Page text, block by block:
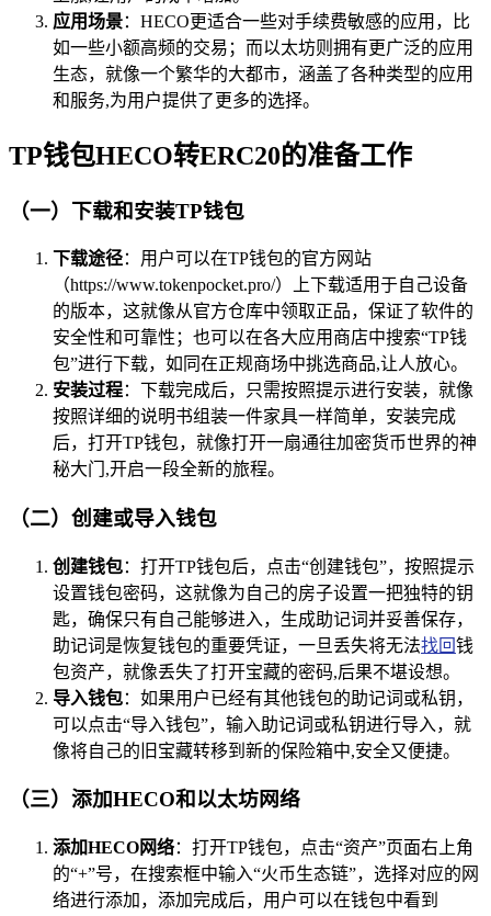
应用场景：HECO更适合一些对手续费敏感的应用，比
如一些小额高频的交易；而以太坊则拥有更广泛的应用
生态，就像一个繁华的大都市，涵盖了各种类型的应用
和服务,为用户提供了更多的选择。
TP钱包HECO转ERC20的准备工作
（一）下载和安装TP钱包
下载途径：用户可以在TP钱包的官方网站
（https://www.tokenpocket.pro/）上下载适用于自己设备
的版本，这就像从官方仓库中领取正品，保证了软件的
安全性和可靠性；也可以在各大应用商店中搜索“TP钱
包”进行下载，如同在正规商场中挑选商品,让人放心。
安装过程：下载完成后，只需按照提示进行安装，就像
按照详细的说明书组装一件家具一样简单，安装完成
后，打开TP钱包，就像打开一扇通往加密货币世界的神
秘大门,开启一段全新的旅程。
（二）创建或导入钱包
创建钱包：打开TP钱包后，点击“创建钱包”，按照提示
设置钱包密码，这就像为自己的房子设置一把独特的钥
匙，确保只有自己能够进入，生成助记词并妥善保存，
助记词是恢复钱包的重要凭证，一旦丢失将无法找回钱
包资产，就像丢失了打开宝藏的密码,后果不堪设想。
导入钱包：如果用户已经有其他钱包的助记词或私钥，
可以点击“导入钱包”，输入助记词或私钥进行导入，就
像将自己的旧宝藏转移到新的保险箱中,安全又便捷。
（三）添加HECO和以太坊网络
添加HECO网络：打开TP钱包，点击“资产”页面右上角
的“+”号，在搜索框中输入“火币生态链”，选择对应的网
络进行添加，添加完成后，用户可以在钱包中看到